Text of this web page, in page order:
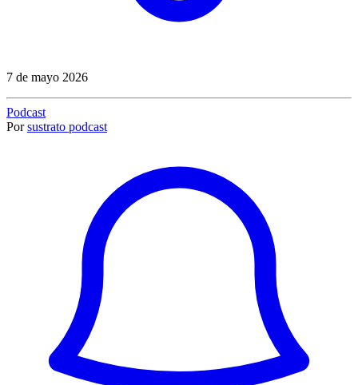
7 de mayo 2026
Podcast
Por sustrato podcast